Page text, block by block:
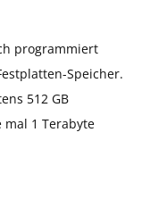
programmiert
Speicher.
512 GB
mal 1 Terabyte